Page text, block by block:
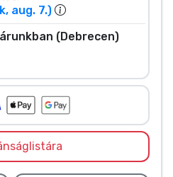
aug. 7.)
(Debrecen)